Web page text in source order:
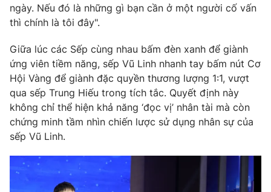
ngày. Nếu đó là những gì bạn cần ở một người cố vấn
thì chính là tôi đây".
Giữa lúc các Sếp cùng nhau bấm đèn xanh để giành
ứng viên tiềm năng, sếp Vũ Linh nhanh tay bấm nút Cơ
Hội Vàng để giành đặc quyền thương lượng 1:1, vượt
qua sếp Trung Hiếu trong tích tắc. Quyết định này
không chỉ thể hiện khả năng ‘đọc vị’ nhân tài mà còn
chứng minh tầm nhìn chiến lược sử dụng nhân sự của
sếp Vũ Linh.